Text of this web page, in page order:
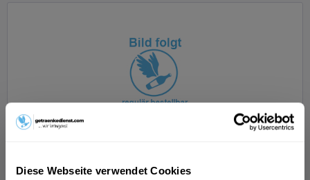
Diese Webseite verwendet Cookies